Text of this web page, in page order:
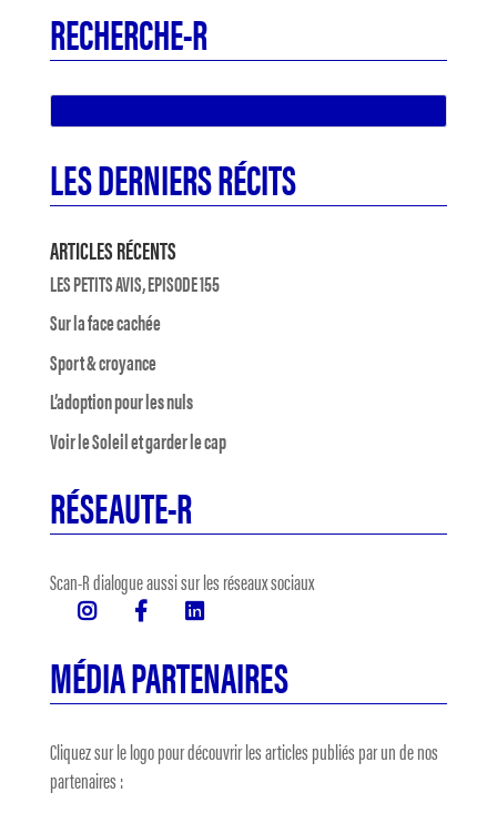
RECHERCHE-R
LES DERNIERS RÉCITS
ARTICLES RÉCENTS
LES PETITS AVIS, EPISODE 155
Sur la face cachée
Sport & croyance
L’adoption pour les nuls
Voir le Soleil et garder le cap
RÉSEAUTE-R
Scan-R dialogue aussi sur les réseaux sociaux
MÉDIA PARTENAIRES
Cliquez sur le logo pour découvrir les articles publiés par un de nos
partenaires :